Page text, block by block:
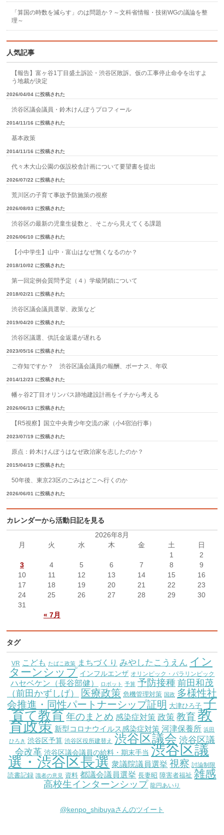
「算国の時数を減らす」のは問題か？～文科省情報・技術WGの議論を整
理～
人気記事
【報告】富ヶ谷1丁目盛土訴訟・渋谷区敗訴。仮の工事停止命令を出すよ
う地裁が決定
2026/04/04 に投稿された
渋谷区議会議員・鈴木けんぽうプロフィール
2014/11/16 に投稿された
基本政策
2014/11/16 に投稿された
代々木大山公園の仮設校舎計画について要望書を提出
2026/07/22 に投稿された
荒川区の子育て事故予防施策の視察
2026/08/03 に投稿された
渋谷区の最新の児童生徒数と、そこから見えてくる課題
2026/06/10 に投稿された
【小中学生】山中・富山はなぜ無くなるのか？
2018/10/02 に投稿された
第一回定例会質問予定（４）学級閉鎖について
2018/02/21 に投稿された
渋谷区議会議員選挙、政策など
2019/04/20 に投稿された
渋谷区議選、供託金返還が遅れる
2023/05/16 に投稿された
ご存知ですか？ 渋谷区議会議員の報酬、ボーナス、年収
2014/12/23 に投稿された
幡ヶ谷2丁目オリンパス跡地建設計画をイチから考える
2026/06/13 に投稿された
【R5視察】国立中央青少年交流の家（小4宿泊行事）
2023/07/19 に投稿された
原点：鈴木けんぽうはなぜ政治家を志したのか？
2015/04/19 に投稿された
50年後、東京23区のごみはどこへ行くのか
2026/06/01 に投稿された
カレンダーから活動日記を見る
2026年8月
月
火 水 木 金 土 日
« 7月
1
2
3
4 5 6 7 8
9
10
11 12 13 14 15
16
17
18 19 20 21 22
23
24
25 26 27 28 29
30
31
タグ
VR こども たばこ政策 まちづくり みやしたこうえん イン
ターンシップ インフルエンザ オリンピック・パラリンピック
ハセベケン（長谷部健） ロボット 予算 予防接種 前田和茂
（前田かずしげ）
医療政策 危機管理対策 国政 多様性社
会推進・同性パートナーシップ証明 大津ひろ子 子
育て教育 年のまとめ 感染症対策 政策 教育 教
育政策 新型コロナウイルス感染症対策 河津保養所 浜田
ひろき 渋谷区予算 渋谷区役所建替え 渋谷区議会 渋谷区議
会改革 渋谷区議会議員の給料・期末手当 渋谷区議
選・渋谷区長選 衆議院議員選挙 視察 討論制限
読書記録 識者の意見 資料 都議会議員選挙 長妻昭 障害者福祉 雑感
高校生インターンシップ 龍円あいり
@kenpo_shibuyaさんのツイート